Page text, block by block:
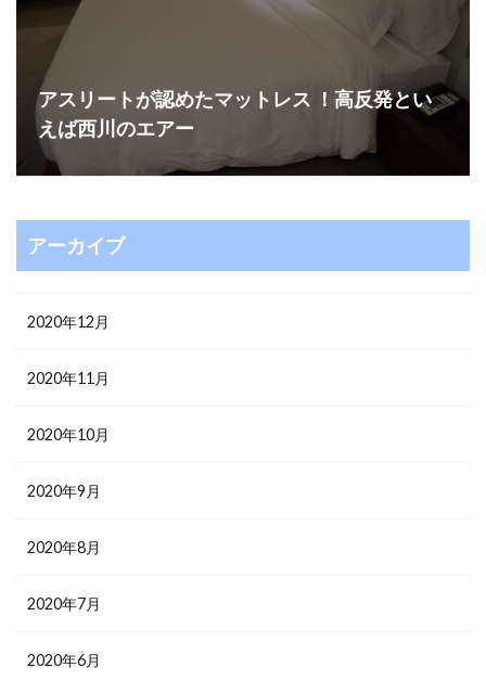
アスリートが認めたマットレス ！高反発とい
えば西川のエアー
アーカイブ
2020年12月
2020年11月
2020年10月
2020年9月
2020年8月
2020年7月
2020年6月